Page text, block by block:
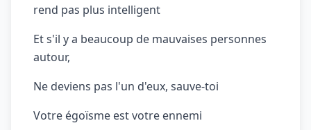
rend pas plus intelligent
Et s'il y a beaucoup de mauvaises personnes
autour,
Ne deviens pas l'un d'eux, sauve-toi
Votre égoïsme est votre ennemi